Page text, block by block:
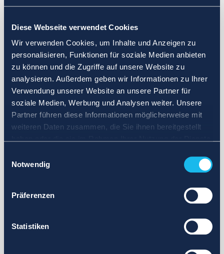
Diese Webseite verwendet Cookies
Wir verwenden Cookies, um Inhalte und Anzeigen zu
personalisieren, Funktionen für soziale Medien anbieten
zu können und die Zugriffe auf unsere Website zu
analysieren. Außerdem geben wir Informationen zu Ihrer
Verwendung unserer Website an unsere Partner für
soziale Medien, Werbung und Analysen weiter. Unsere
Partner führen diese Informationen möglicherweise mit
weiteren Daten zusammen, die Sie ihnen bereitgestellt
Notwendig
Präferenzen
Statistiken